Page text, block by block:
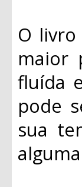
O
maior
fluída
pode
sua